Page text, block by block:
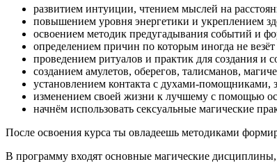
развитием интуиции, чтением мыслей на
повышением уровня энергетики и укреплением
освоением методик предугадывания событий и
определением причин по которым иногда не
проведением ритуалов и практик для создания и
созданием амулетов, оберегов, талисманов,
установлением контакта с духами-
изменением своей жизни к лучшему с помощью
начнём использовать сексуальные магические
После освоения курса ты овладеешь методиками
В программу входят основные магические